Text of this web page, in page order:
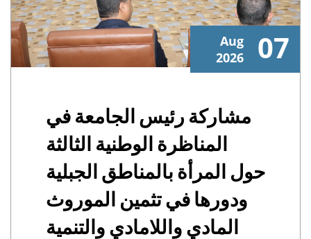
07
Aug
2026
مشاركة رئيس الجامعة في
المناظرة الوطنية الثالثة
حول المرأة بالمناطق الجبلية
ودورها في تثمين الموروث
المادي واللامادي والتنمية